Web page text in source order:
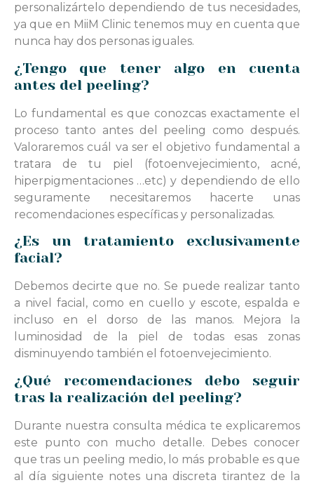
personalizártelo dependiendo de tus necesidades,
ya que en MiiM Clinic tenemos muy en cuenta que
nunca hay dos personas iguales.
¿Tengo que tener algo en cuenta
antes del peeling?
Lo fundamental es que conozcas exactamente el
proceso tanto antes del peeling como después.
Valoraremos cuál va ser el objetivo fundamental a
tratara de tu piel (fotoenvejecimiento, acné,
hiperpigmentaciones …etc) y dependiendo de ello
seguramente necesitaremos hacerte unas
recomendaciones específicas y personalizadas.
¿Es un tratamiento exclusivamente
facial?
Debemos decirte que no. Se puede realizar tanto
a nivel facial, como en cuello y escote, espalda e
incluso en el dorso de las manos. Mejora la
luminosidad de la piel de todas esas zonas
disminuyendo también el fotoenvejecimiento.
¿Qué recomendaciones debo seguir
tras la realización del peeling?
Durante nuestra consulta médica te explicaremos
este punto con mucho detalle. Debes conocer
que tras un peeling medio, lo más probable es que
al día siguiente notes una discreta tirantez de la